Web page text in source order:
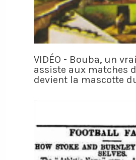
VIDÉO - Bouba, un
assiste aux matches
devient la mascotte